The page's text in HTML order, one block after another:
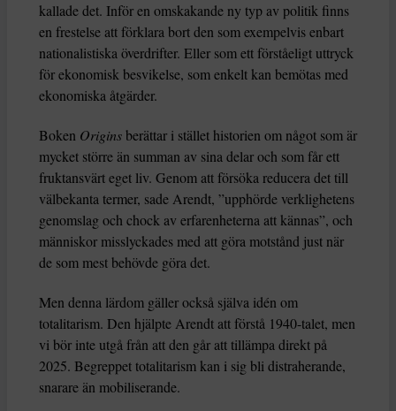
kallade det. Inför en omskakande ny typ av politik finns
en frestelse att förklara bort den som exempelvis enbart
nationalistiska överdrifter. Eller som ett förståeligt uttryck
för ekonomisk besvikelse, som enkelt kan bemötas med
ekonomiska åtgärder.
Boken Originsberättar i stället historien om något som är
mycket större än summan av sina delar och som får ett
fruktansvärt eget liv. Genom att försöka reducera det till
välbekanta termer, sade Arendt, ”upphörde verklighetens
genomslag och chock av erfarenheterna att kännas”, och
människor misslyckades med att göra motstånd just när
de som mest behövde göra det.
Men denna lärdom gäller också själva idén om
totalitarism. Den hjälpte Arendt att förstå 1940-talet, men
vi bör inte utgå från att den går att tillämpa direkt på
2025. Begreppet totalitarism kan i sig bli distraherande,
snarare än mobiliserande.